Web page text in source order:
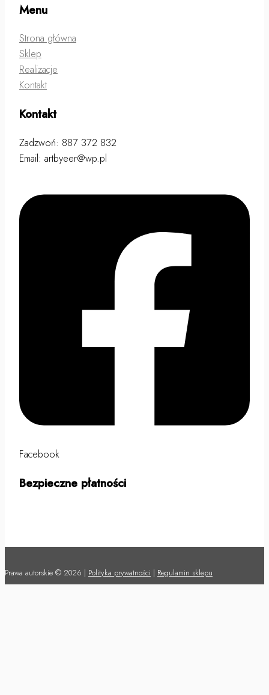
Menu
Strona główna
Sklep
Realizacje
Kontakt
Kontakt
Zadzwoń: 887 372 832
Email: artbyeer@wp.pl
Facebook
Bezpieczne płatności
Prawa autorskie © 2026 | Polityka prywatności | Regulamin sklepu